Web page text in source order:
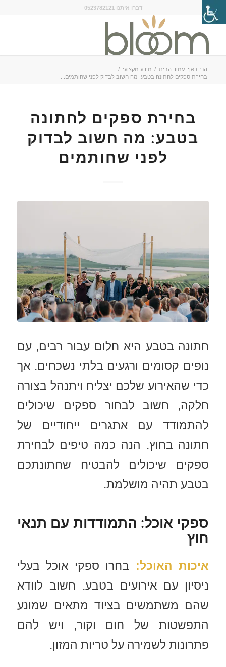
דברו איתנו 0523782121
הנך כאן: עמוד הבית / מידע מקצועי /
בחירת ספקים לחתונה בטבע: מה חשוב לבדוק לפני שחותמים...
בחירת ספקים לחתונה
בטבע: מה חשוב לבדוק
לפני שחותמים
חתונה בטבע היא חלום עבור רבים, עם
נופים קסומים ורגעים בלתי נשכחים. אך
כדי שהאירוע שלכם יצליח ויתנהל בצורה
חלקה, חשוב לבחור ספקים שיכולים
להתמודד עם אתגרים ייחודיים של
חתונה בחוץ. הנה כמה טיפים לבחירת
ספקים שיכולים להבטיח שחתונתכם
בטבע תהיה מושלמת.
ספקי אוכל: התמודדות עם תנאי
חוץ
איכות האוכל: בחרו ספקי אוכל בעלי
ניסיון עם אירועים בטבע. חשוב לוודא
שהם משתמשים בציוד מתאים שמונע
התפשטות של חום וקור, ויש להם
פתרונות לשמירה על טריות המזון.